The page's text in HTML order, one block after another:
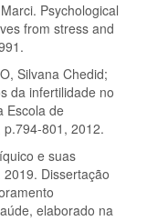
Psychological
from stress and
Silvana Chedid;
da infertilidade no
Escola de
p.794-801, 2012.
e suas
Dissertação
elaborado na